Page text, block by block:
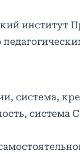
институт
система,
система